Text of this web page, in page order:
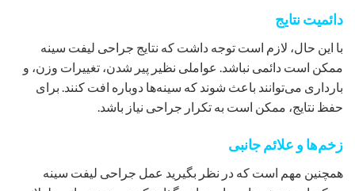
دائمیت نتایج
با این حال، لازم است توجه داشت که نتایج جراحی لیفت سینه
ممکن است دائمی نباشد. عواملی نظیر پیر شدن، تغییرات وزن، و
بارداری می‌توانند باعث شوند که سینه‌ها دوباره افت کنند. برای
حفظ نتایج، ممکن است به تکرار جراحی نیاز باشد.
زخم‌ها و علائم جانبی
همچنین مهم است که در نظر بگیرید عمل جراحی لیفت سینه